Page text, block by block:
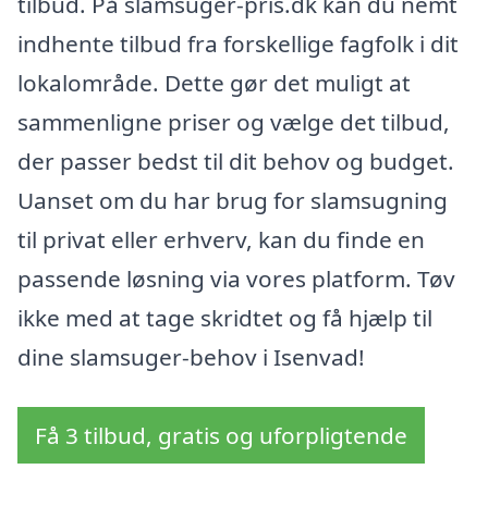
indhente tilbud fra forskellige fagfolk i dit
lokalområde. Dette gør det muligt at
sammenligne priser og vælge det tilbud,
der passer bedst til dit behov og budget.
Uanset om du har brug for slamsugning
til privat eller erhverv, kan du finde en
passende løsning via vores platform. Tøv
ikke med at tage skridtet og få hjælp til
dine slamsuger-behov i Isenvad!
Få 3 tilbud, gratis og uforpligtende